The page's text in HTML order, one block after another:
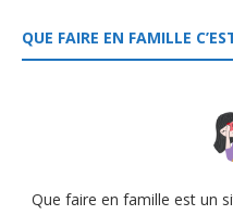
QUE FAIRE EN FAMILLE
Que faire en famille est un